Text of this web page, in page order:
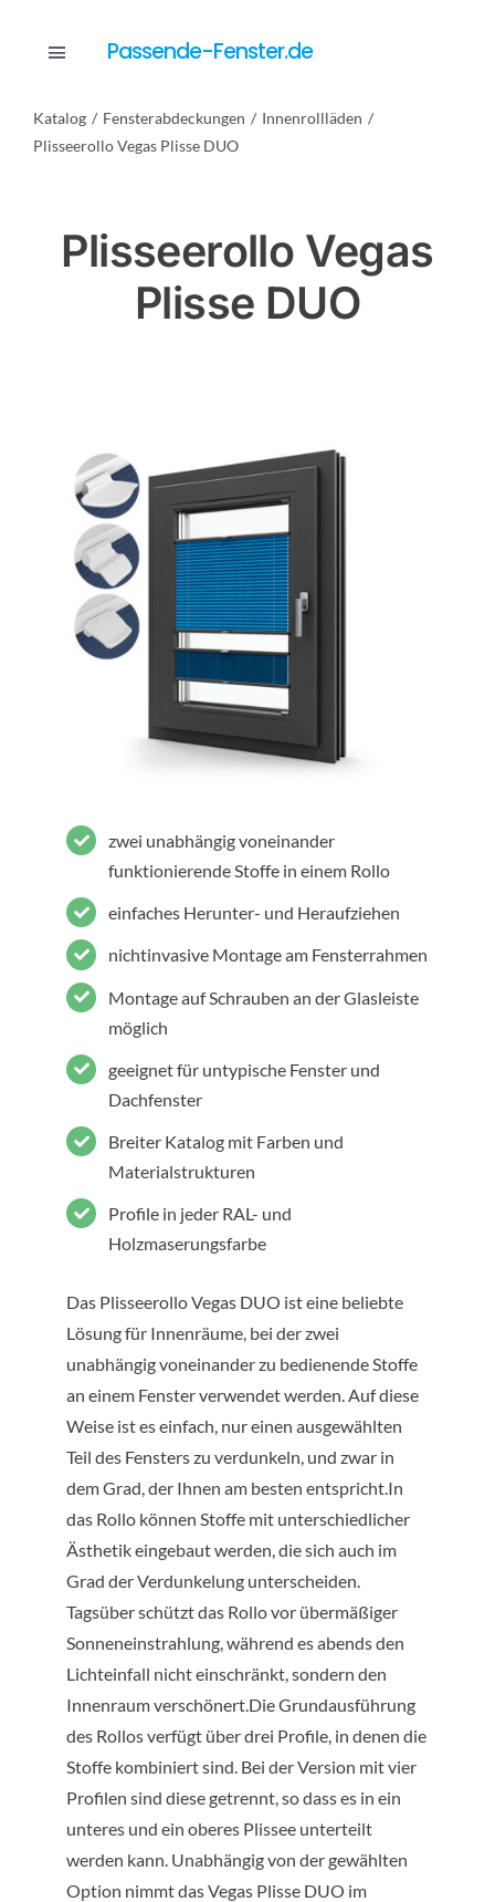
Toggle
Katalog
Anfrage
Passende-Fenster.de
Katalog Fensterabdeckungen
Innenrollläden
Plisseerollo Vegas Plisse DUO
Plisseerollo Vegas
Plisse DUO
zwei unabhängig voneinander
funktionierende Stoffe in einem Rollo
einfaches Herunter- und Heraufziehen
nichtinvasive Montage am Fensterrahmen
Montage auf Schrauben an der Glasleiste
möglich
geeignet für untypische Fenster und
Dachfenster
Breiter Katalog mit Farben und
Materialstrukturen
Profile in jeder RAL- und
Holzmaserungsfarbe
Das Plisseerollo Vegas DUO ist eine beliebte
Lösung für Innenräume, bei der zwei
unabhängig voneinander zu bedienende Stoffe
an einem Fenster verwendet werden. Auf diese
Weise ist es einfach, nur einen ausgewählten
Teil des Fensters zu verdunkeln, und zwar in
dem Grad, der Ihnen am besten entspricht.In
das Rollo können Stoffe mit unterschiedlicher
Ästhetik eingebaut werden, die sich auch im
Grad der Verdunkelung unterscheiden.
Tagsüber schützt das Rollo vor übermäßiger
Sonneneinstrahlung, während es abends den
Lichteinfall nicht einschränkt, sondern den
Innenraum verschönert.Die Grundausführung
des Rollos verfügt über drei Profile, in denen die
Stoffe kombiniert sind. Bei der Version mit vier
Profilen sind diese getrennt, so dass es in ein
unteres und ein oberes Plissee unterteilt
werden kann. Unabhängig von der gewählten
Option nimmt das Vegas Plisse DUO im